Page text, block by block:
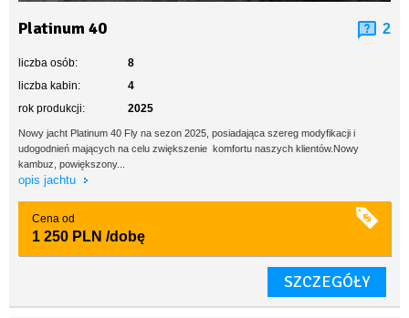
Platinum 40 2
liczba osób:
8
liczba kabin:
4
rok produkcji:
2025
Nowy jacht Platinum 40 Fly na sezon 2025, posiadająca szereg modyfikacji i
udogodnień mających na celu zwiększenie komfortu naszych klientów.Nowy
kambuz, powiększony...
opis jachtu
Cena od
1 250 PLN /dobę
SZCZEGÓŁY